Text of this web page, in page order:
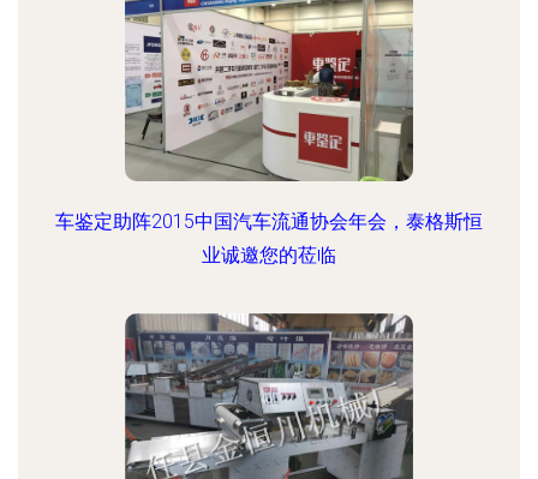
车鉴定助阵2015中国汽车流通协会年会，泰格斯恒
业诚邀您的莅临